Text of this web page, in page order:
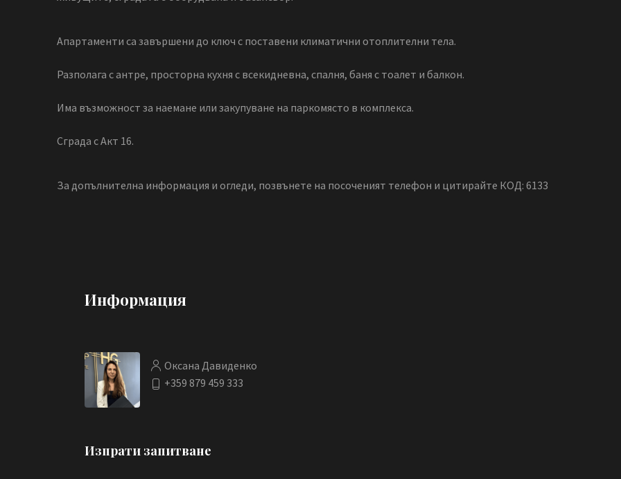
Апартаменти са завършени до ключ с поставени климатични отоплителни тела.
Разполага с антре, просторна кухня с всекидневна, спалня, баня с тоалет и балкон.
Има възможност за наемане или закупуване на паркомясто в комплекса.
Сграда с Акт 16.
За допълнителна информация и огледи, позвънете на посоченият телефон и цитирайте КОД: 6133
Информация
Оксана Давиденко
+359 879 459 333
Изпрати запитване